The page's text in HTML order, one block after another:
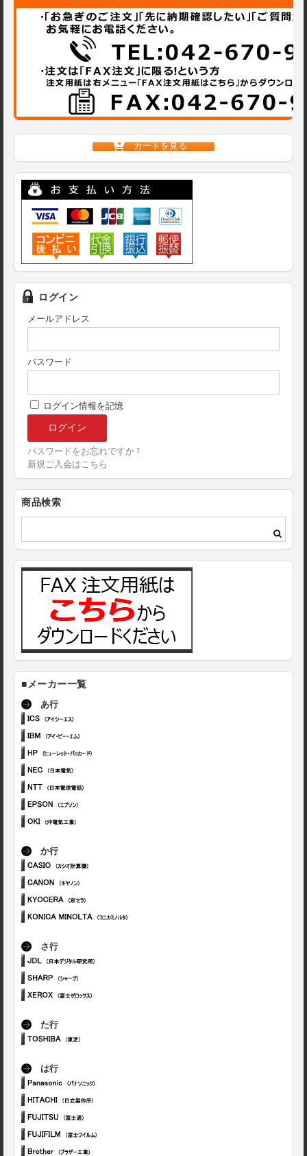
カートを見る
ログイン
メールアドレス
パスワード
ログイン情報を記憶
パスワードをお忘れですか ?
新規ご入会はこちら
商品検索
■メーカー一覧
あ行
か行
さ行
た行
は行